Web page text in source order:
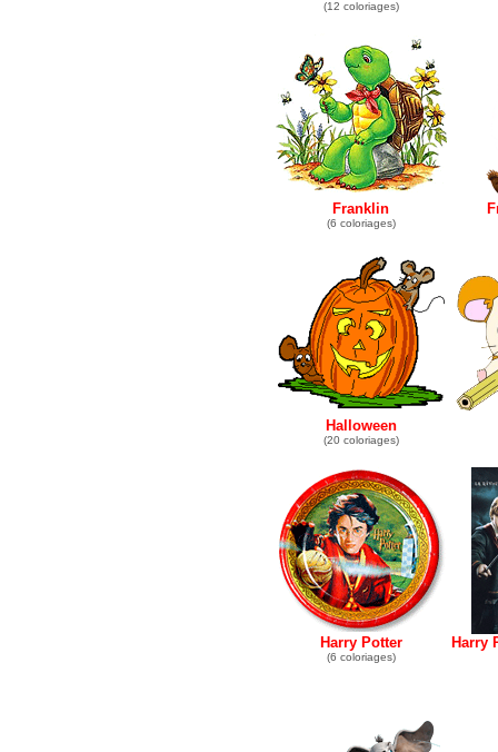
(12 coloriages)
Franklin
(6 coloriages)
Halloween
(20 coloriages)
Harry Potter
(6 coloriages)
Harry